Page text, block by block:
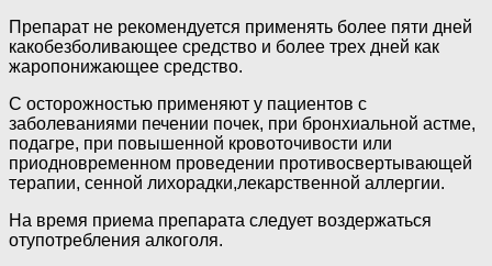
Препарат не рекомендуется применять более пяти дней
какобезболивающее средство и более трех дней как
жаропонижающее средство.
С осторожностью применяют у пациентов с
заболеваниями печении почек, при бронхиальной астме,
подагре, при повышенной кровоточивости или
приодновременном проведении противосвертывающей
терапии, сенной лихорадки,лекарственной аллергии.
На время приема препарата следует воздержаться
отупотребления алкоголя.